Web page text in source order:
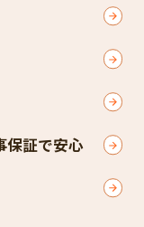
保証で安心